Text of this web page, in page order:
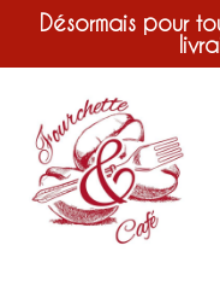
Désormais pour